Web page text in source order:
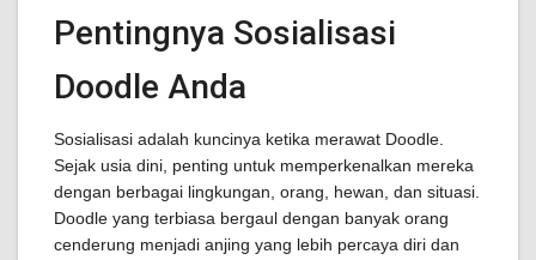
Pentingnya Sosialisasi
Doodle Anda
Sosialisasi adalah kuncinya ketika merawat Doodle.
Sejak usia dini, penting untuk memperkenalkan mereka
dengan berbagai lingkungan, orang, hewan, dan situasi.
Doodle yang terbiasa bergaul dengan banyak orang
cenderung menjadi anjing yang lebih percaya diri dan